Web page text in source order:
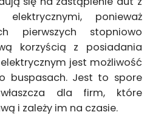
ponieważ
pierwszych stopniowo
korzyścią z posiadania
jest możliwość
buspasach. Jest to spore
dla firm, które
i zależy im na czasie.